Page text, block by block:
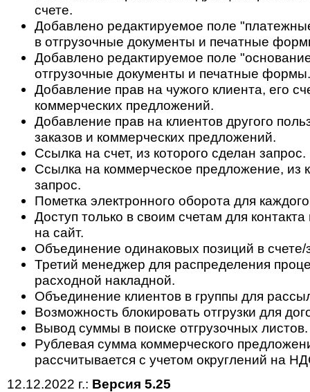
счете.
Добавлено редактируемое поле
в отгрузочные документы и печатные
Добавлено редактируемое поле
отгрузочные документы и печатные формы.
Добавление прав на чужого клиента, его
коммерческих предложений.
Добавление прав на клиентов другого
заказов и коммерческих предложений.
Ссылка на счет, из которого сделан запрос.
Ссылка на коммерческое предложение, из
запрос.
Пометка электронного оборота для
Доступ только в своим счетам для
на сайт.
Объединение одинаковых позиций в счете/
Третий менеджер для распределения
расходной накладной.
Объединение клиентов в группы для
Возможность блокировать отгрузки для
Вывод суммы в поиске отгрузочных листов.
Рублевая сумма коммерческого
рассчитывается с учетом округлений на
12.12.2022 г.: Версия 5.25